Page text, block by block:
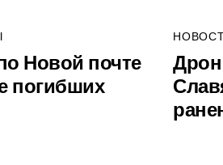
Новой почте
погибших